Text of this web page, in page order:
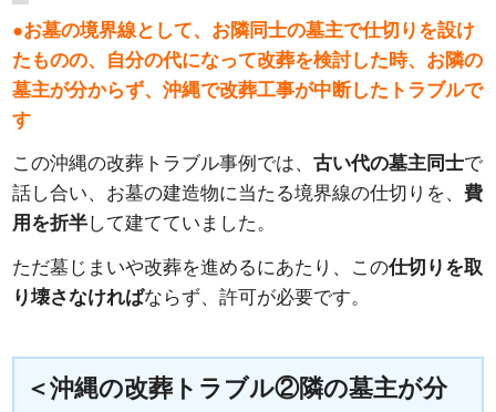
●お墓の境界線として、お隣同士の墓主で仕切りを設け
たものの、自分の代になって改葬を検討した時、お隣の
墓主が分からず、沖縄で改葬工事が中断したトラブルで
す
この沖縄の改葬トラブル事例では、古い代の墓主同士で
話し合い、お墓の建造物に当たる境界線の仕切りを、費
用を折半して建てていました。
ただ墓じまいや改葬を進めるにあたり、この仕切りを取
り壊さなければならず、許可が必要です。
＜沖縄の改葬トラブル②隣の墓主が分